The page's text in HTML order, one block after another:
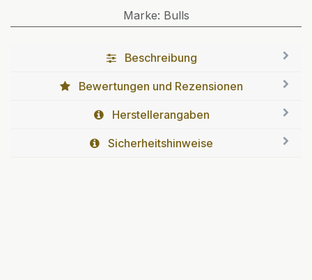
Marke: Bulls
Beschreibung
Bewertungen und Rezensionen
Herstellerangaben
Sicherheitshinweise